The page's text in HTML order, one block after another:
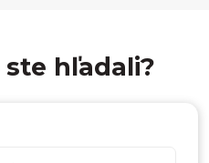
ste hľadali?